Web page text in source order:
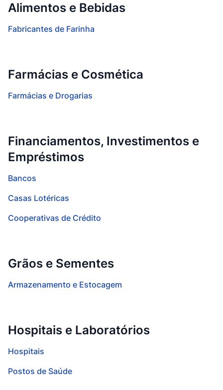
Alimentos e Bebidas
Fabricantes de Farinha
Farmácias e Cosmética
Farmácias e Drogarias
Financiamentos, Investimentos e
Empréstimos
Bancos
Casas Lotéricas
Cooperativas de Crédito
Grãos e Sementes
Armazenamento e Estocagem
Hospitais e Laboratórios
Hospitais
Postos de Saúde